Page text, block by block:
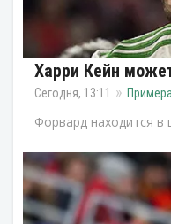
Харри Кейн
Сегодня, 13:11
Форвард находится в